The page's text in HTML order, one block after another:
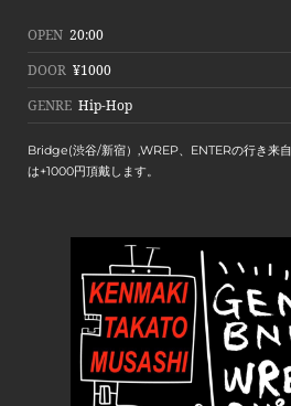
OPEN 20:00
DOOR ¥1000
GENRE Hip-Hop
Bridge(渋谷/新宿）,WREP、ENTERの行き来
は+1000円頂戴します。